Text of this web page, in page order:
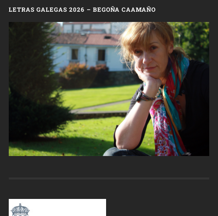
LETRAS GALEGAS 2026 – BEGOÑA CAAMAÑO